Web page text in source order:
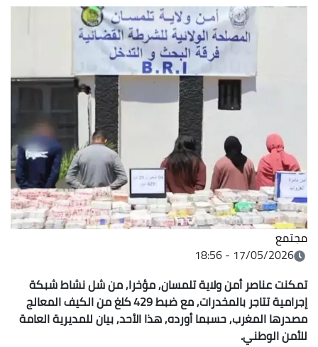
مجتمع
17/05/2026 - 18:56
تمكنت عناصر أمن ولاية تلمسان, مؤخرا, من شل نشاط شبكة
إجرامية تتاجر بالمخدرات, مع ضبط 429 كلغ من الكيف المعالج
مصدرها المغرب, حسبما أورده, هذا الأحد, بيان للمديرية العامة
للأمن الوطني.